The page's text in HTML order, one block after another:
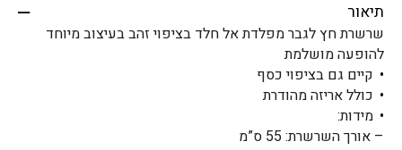
תיאור
שרשרת חץ לגבר מפלדת אל חלד בציפוי זהב בעיצוב מיוחד
להופעה מושלמת
קיים גם בציפוי כסף
כולל אריזה מהודרת
מידות:
– אורך השרשרת: 55 ס”מ